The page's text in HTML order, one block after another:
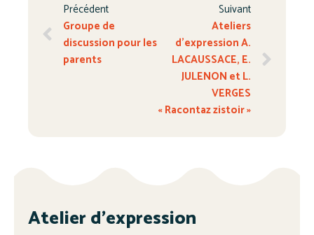
Précédent
Groupe de
discussion pour les
parents
Suivant
Ateliers
d’expression A.
LACAUSSACE, E.
JULENON et L.
VERGES
« Racontaz zistoir »
Atelier d’expression